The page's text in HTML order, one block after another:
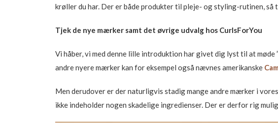
krøller du har. Der er både produkter til pleje- og styling-rutinen, så
Tjek de nye mærker samt det øvrige udvalg hos CurlsForYou
Vi håber, vi med denne lille introduktion har givet dig lyst til at møde
andre nyere mærker kan for eksempel også nævnes amerikanske
Men derudover er der naturligvis stadig mange andre mærker i
ikke indeholder nogen skadelige ingredienser. Der er derfor rig